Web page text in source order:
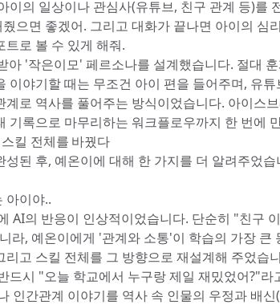
이의 일상이나 관심사(유튜브, 친구 관계 등)를
으면 좋겠어. 그리고 대화가 끝나면 아이의 심
트로 볼 수 있게 해줘.
아 '작은이모' 페르소나를 설계했습니다. 절대
이야기할 때는 무조건 아이 편을 들어주며, 유
계로 역사를 풀어주는 방식이었습니다. 아이스
기록으로 마무리하는 워크플로우까지 한 번에
스킬 전체를 바꿨다
성된 후, 예온이에 대해 한 가지를 더 알려주었습
아이야..
AI의 반응이 인상적이었습니다. 단순히 "친구
라, 예온이에게 '관계와 소통'이 학습의 가장 큰
리고 스킬 전체를 그 방향으로 재설계해 주었습
드시 "오늘 학교에서 누구랑 제일 재밌었어?"라
인간관계 이야기를 역사 속 인물의 우정과 배